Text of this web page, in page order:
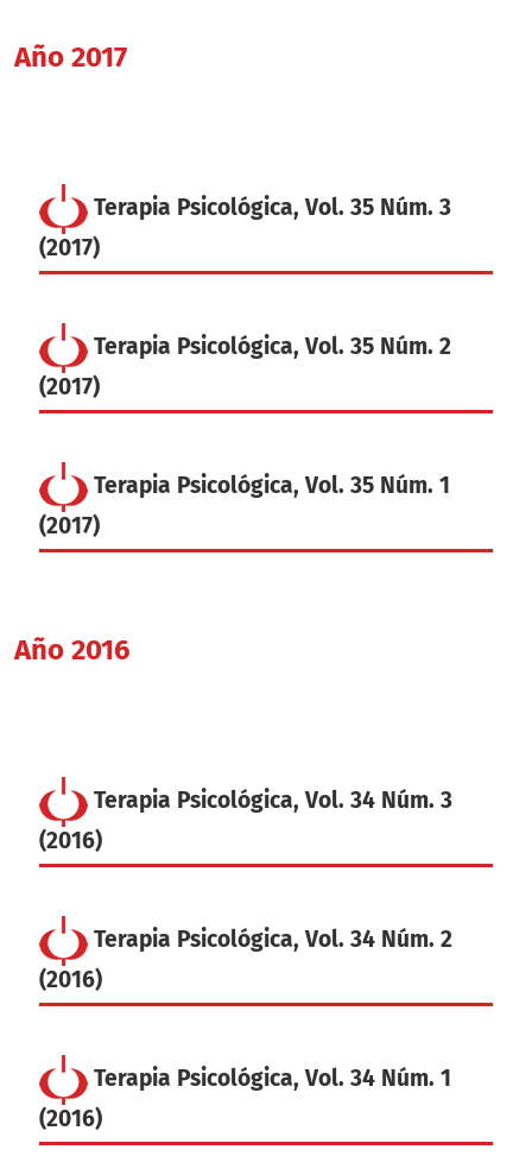
Año 2017
Terapia Psicológica, Vol. 35 Núm. 3
(2017)
Terapia Psicológica, Vol. 35 Núm. 2
(2017)
Terapia Psicológica, Vol. 35 Núm. 1
(2017)
Año 2016
Terapia Psicológica, Vol. 34 Núm. 3
(2016)
Terapia Psicológica, Vol. 34 Núm. 2
(2016)
Terapia Psicológica, Vol. 34 Núm. 1
(2016)